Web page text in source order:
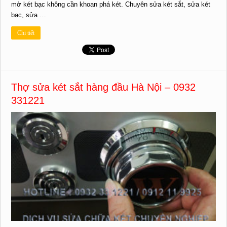
mở két bạc không cần khoan phá két. Chuyên sửa két sắt, sửa két
bạc, sửa …
Chi tiết
Thợ sửa két sắt hàng đầu Hà Nội – 0932
331221